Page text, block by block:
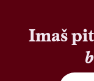
Imaš